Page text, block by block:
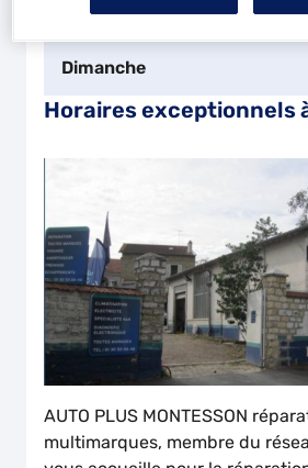
Samedi
Dimanche
Horaires exceptionnels
AUTO PLUS MONTESSON
multimarques, membre du